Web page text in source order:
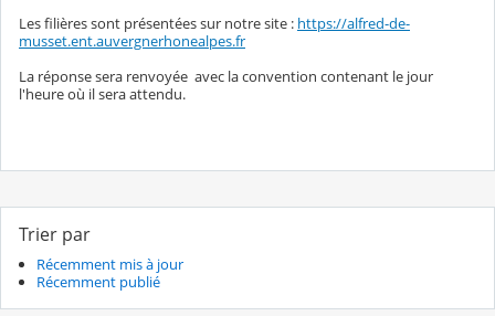
Les filières sont présentées sur notre site : https://alfred-de-
musset.ent.auvergnerhonealpes.fr
La réponse sera renvoyée avec la convention contenant le jour
l'heure où il sera attendu.
Trier par
Récemment mis à jour
Récemment publié